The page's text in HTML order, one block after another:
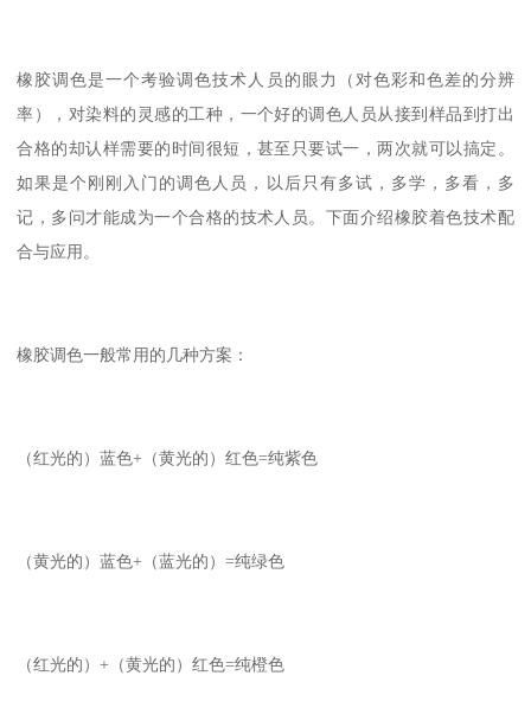
橡胶调色是一个考验调色技术人员的眼力（对色彩和色差的分辨
率），对染料的灵感的工种，一个好的调色人员从接到样品到打出
合格的却认样需要的时间很短，甚至只要试一，两次就可以搞定。
如果是个刚刚入门的调色人员，以后只有多试，多学，多看，多
记，多问才能成为一个合格的技术人员。下面介绍橡胶着色技术配
合与应用。
橡胶调色一般常用的几种方案：
（红光的）蓝色+（黄光的）红色=纯紫色
（黄光的）蓝色+（蓝光的）=纯绿色
（红光的）+（黄光的）红色=纯橙色